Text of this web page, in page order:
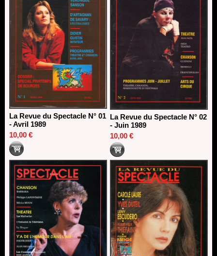
18/03/2026
La Revue du Spectacle N° 01
- Avril 1989
10,00 €
La Revue du Spectacle N° 02
- Juin 1989
10,00 €